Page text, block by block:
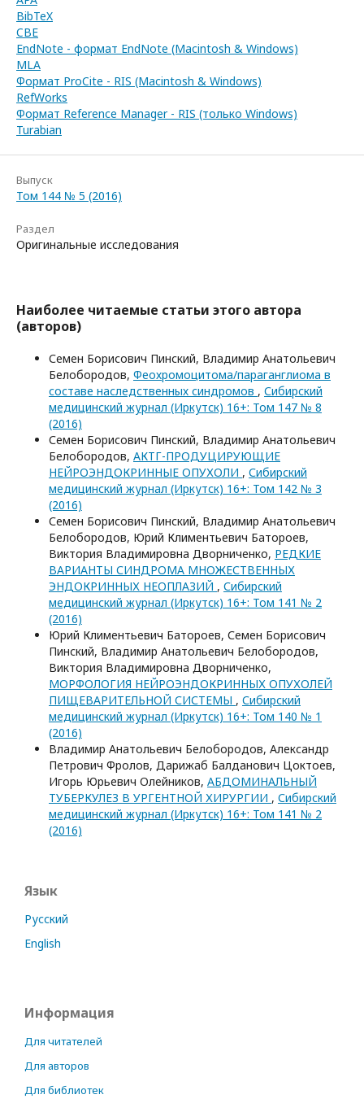
BibTeX
CBE
EndNote - формат EndNote (Macintosh & Windows)
MLA
Формат ProCite - RIS (Macintosh & Windows)
RefWorks
Формат Reference Manager - RIS (только Windows)
Turabian
Выпуск
Том 144 № 5 (2016)
Раздел
Оригинальные исследования
Наиболее читаемые статьи этого автора
(авторов)
Семен Борисович Пинский, Владимир Анатольевич
Белобородов, Феохромоцитома/параганглиома в
составе наследственных синдромов , Сибирский
медицинский журнал (Иркутск) 16+: Том 147 № 8
(2016)
Семен Борисович Пинский, Владимир Анатольевич
Белобородов, АКТГ-ПРОДУЦИРУЮЩИЕ
НЕЙРОЭНДОКРИННЫЕ ОПУХОЛИ , Сибирский
медицинский журнал (Иркутск) 16+: Том 142 № 3
(2016)
Семен Борисович Пинский, Владимир Анатольевич
Белобородов, Юрий Климентьевич Батороев,
Виктория Владимировна Дворниченко, РЕДКИЕ
ВАРИАНТЫ СИНДРОМА МНОЖЕСТВЕННЫХ
ЭНДОКРИННЫХ НЕОПЛАЗИЙ , Сибирский
медицинский журнал (Иркутск) 16+: Том 141 № 2
(2016)
Юрий Климентьевич Батороев, Семен Борисович
Пинский, Владимир Анатольевич Белобородов,
Виктория Владимировна Дворниченко,
МОРФОЛОГИЯ НЕЙРОЭНДОКРИННЫХ ОПУХОЛЕЙ
ПИЩЕВАРИТЕЛЬНОЙ СИСТЕМЫ , Сибирский
медицинский журнал (Иркутск) 16+: Том 140 № 1
(2016)
Владимир Анатольевич Белобородов, Александр
Петрович Фролов, Дарижаб Балданович Цоктоев,
Игорь Юрьевич Олейников, АБДОМИНАЛЬНЫЙ
ТУБЕРКУЛЕЗ В УРГЕНТНОЙ ХИРУРГИИ , Сибирский
медицинский журнал (Иркутск) 16+: Том 141 № 2
(2016)
Язык
Русский
English
Информация
Для читателей
Для авторов
Для библиотек